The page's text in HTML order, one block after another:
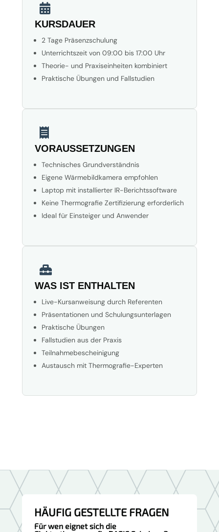

KURSDAUER
2 Tage Präsenzschulung
Unterrichtszeit von 09:00 bis 17:00 Uhr
Theorie- und Praxiseinheiten kombiniert
Praktische Übungen und Fallstudien

VORAUSSETZUNGEN
Technisches Grundverständnis
Eigene Wärmebildkamera empfohlen
Laptop mit installierter IR-Berichtssoftware
Keine Thermografie Zertifizierung erforderlich
Ideal für Einsteiger und Anwender

WAS IST ENTHALTEN
Live-Kursanweisung durch Referenten
Präsentationen und Schulungsunterlagen
Praktische Übungen
Fallstudien aus der Praxis
Teilnahmebescheinigung
Austausch mit Thermografie-Experten
HÄUFIG GESTELLTE FRAGEN
Für wen eignet sich die